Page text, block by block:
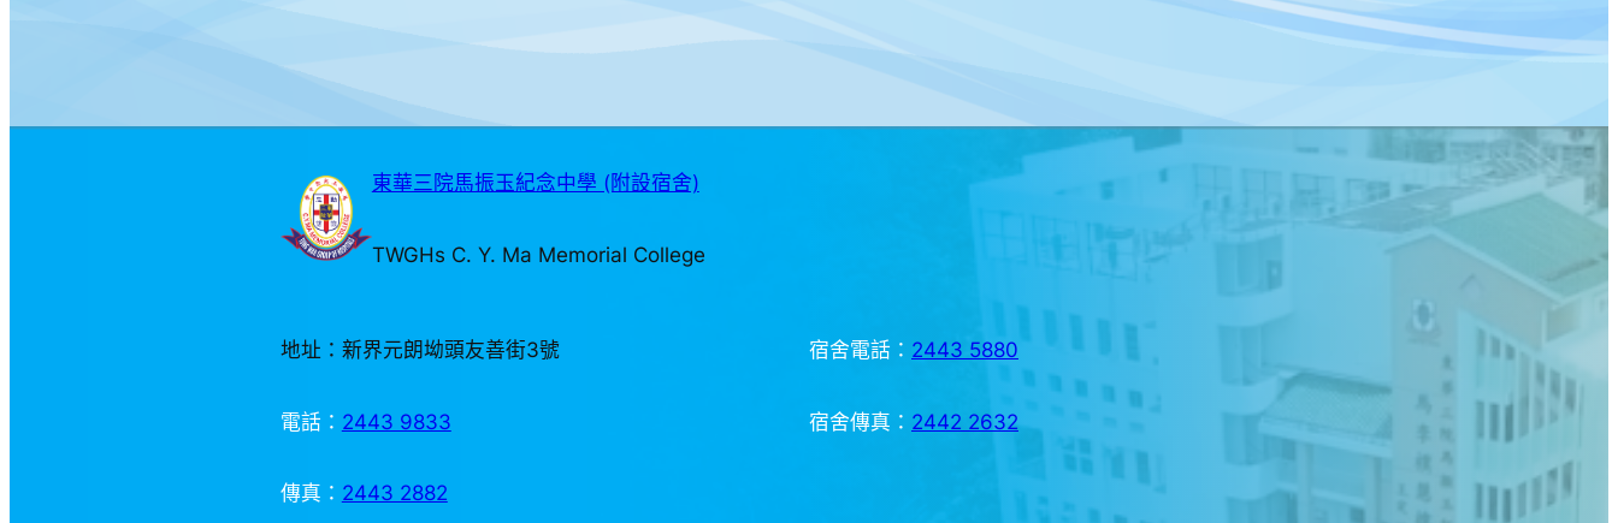
東華三院馬振玉紀念中學 (附設宿舍)
TWGHs C. Y. Ma Memorial College
地址：新界元朗坳頭友善街3號
電話： 2443 9833
傳真： 2443 2882
宿舍電話： 2443 5880
宿舍傳真： 2442 2632